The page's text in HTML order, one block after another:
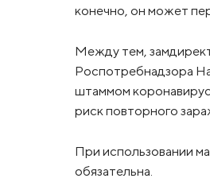
конечно, он может
Между тем,
Роспотребнадзора
штаммом
риск повторного
При использовании
обязательна.